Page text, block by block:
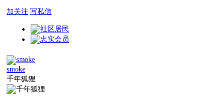
加关注 写私信
smoke
千年狐狸